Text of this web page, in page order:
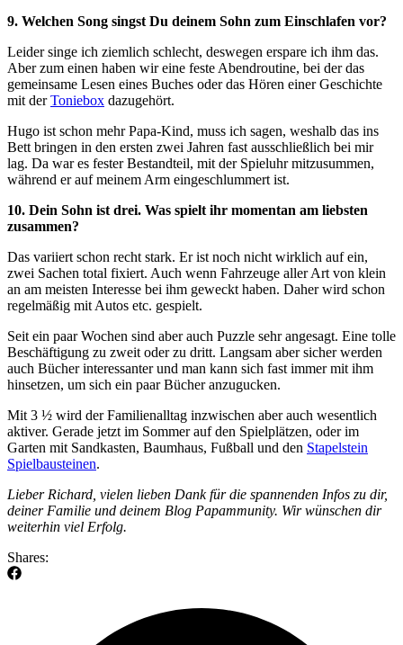
9. Welchen Song singst Du deinem Sohn zum Einschlafen vor?
Leider singe ich ziemlich schlecht, deswegen erspare ich ihm das.
Aber zum einen haben wir eine feste Abendroutine, bei der das
gemeinsame Lesen eines Buches oder das Hören einer Geschichte
mit derToniebox dazugehört.
Hugo ist schon mehr Papa-Kind, muss ich sagen, weshalb das ins
Bett bringen in den ersten zwei Jahren fast ausschließlich bei mir
lag. Da war es fester Bestandteil, mit der Spieluhr mitzusummen,
während er auf meinem Arm eingeschlummert ist.
10. Dein Sohn ist drei. Was spielt ihr momentan am liebsten
zusammen?
Das variiert schon recht stark. Er ist noch nicht wirklich auf ein,
zwei Sachen total fixiert. Auch wenn Fahrzeuge aller Art von klein
an am meisten Interesse bei ihm geweckt haben. Daher wird schon
regelmäßig mit Autos etc. gespielt.
Seit ein paar Wochen sind aber auch Puzzle sehr angesagt. Eine tolle
Beschäftigung zu zweit oder zu dritt. Langsam aber sicher werden
auch Bücher interessanter und man kann sich fast immer mit ihm
hinsetzen, um sich ein paar Bücher anzugucken.
Mit 3 ½ wird der Familienalltag inzwischen aber auch wesentlich
aktiver. Gerade jetzt im Sommer auf den Spielplätzen, oder im
Garten mit Sandkasten, Baumhaus, Fußball und den Stapelstein
Spielbausteinen.
Lieber Richard, vielen lieben Dank für die spannenden Infos zu dir,
deiner Familie und deinem Blog Papammunity. Wir wünschen dir
weiterhin viel Erfolg.
Shares: